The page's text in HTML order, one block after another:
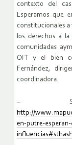
contexto del
Esperamos que
constitucionales
los derechos a
comunidades
OIT y el bien
Fernández,
coordinadora.
–
http://
en-putre-